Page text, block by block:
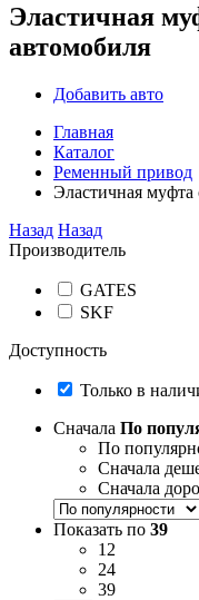
Эластичная
автомобиля
Добавить авто
Главная
Каталог
Ременный привод
Эластичная муфта
Назад Назад
Производитель
GATES
SKF
Доступность
Только в
Сначала По
По
Сначала
Сначала
Показать по 39
12
24
39